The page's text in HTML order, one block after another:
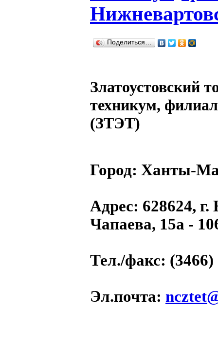
Поделиться…
Златоустовский
техникум,
(ЗТЭТ)
Город: Ханты-
Адрес: 628624,
Чапаева, 15а -
Тел./факс: (3466)
Эл.почта: